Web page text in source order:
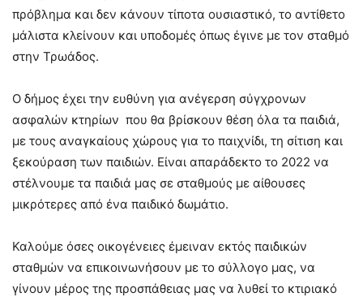
πρόβλημα και δεν κάνουν τίποτα ουσιαστικό, το αντίθετο
μάλιστα κλείνουν και υποδομές όπως έγινε με τον σταθμό
στην Τρωάδος.
Ο δήμος έχει την ευθύνη για ανέγερση σύγχρονων
ασφαλών κτηρίων που θα βρίσκουν θέση όλα τα παιδιά,
με τους αναγκαίους χώρους για το παιχνίδι, τη σίτιση και
ξεκούραση των παιδιών. Είναι απαράδεκτο το 2022 να
στέλνουμε τα παιδιά μας σε σταθμούς με αίθουσες
μικρότερες από ένα παιδικό δωμάτιο.
Καλούμε όσες οικογένειες έμειναν εκτός παιδικών
σταθμών να επικοινωνήσουν με το σύλλογο μας, να
γίνουν μέρος της προσπάθειας μας να λυθεί το κτιριακό